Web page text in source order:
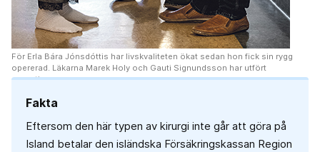
För Erla Bára Jónsdóttis har livskvaliteten ökat sedan hon fick sin rygg
opererad. Läkarna Marek Holy och Gauti Signundsson har utfört
operationerna
Fakta
Eftersom den här typen av kirurgi inte går att göra på
Island betalar den isländska Försäkringskassan Region